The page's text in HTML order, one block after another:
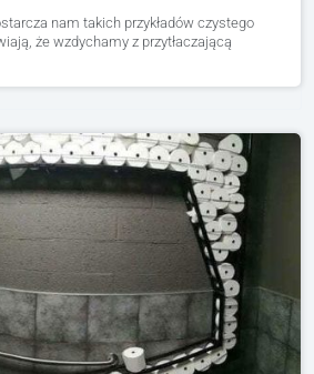
nam takich przykładów czystego
że wzdychamy z przytłaczającą